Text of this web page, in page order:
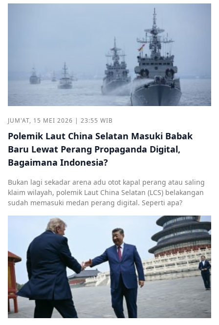
JUM'AT, 15 MEI 2026 | 23:55 WIB
Polemik Laut China Selatan Masuki Babak
Baru Lewat Perang Propaganda Digital,
Bagaimana Indonesia?
Bukan lagi sekadar arena adu otot kapal perang atau saling
klaim wilayah, polemik Laut China Selatan (LCS) belakangan
sudah memasuki medan perang digital. Seperti apa?